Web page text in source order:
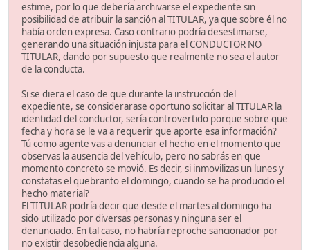
estime, por lo que debería archivarse el expediente sin
posibilidad de atribuir la sanción al TITULAR, ya que sobre él no
había orden expresa. Caso contrario podría desestimarse,
generando una situación injusta para el CONDUCTOR NO
TITULAR, dando por supuesto que realmente no sea el autor
de la conducta.
Si se diera el caso de que durante la instrucción del
expediente, se considerarase oportuno solicitar al TITULAR la
identidad del conductor, sería controvertido porque sobre que
fecha y hora se le va a requerir que aporte esa información?
Tú como agente vas a denunciar el hecho en el momento que
observas la ausencia del vehículo, pero no sabrás en que
momento concreto se movió. Es decir, si inmovilizas un lunes y
constatas el quebranto el domingo, cuando se ha producido el
hecho material?
El TITULAR podría decir que desde el martes al domingo ha
sido utilizado por diversas personas y ninguna ser el
denunciado. En tal caso, no habría reproche sancionador por
no existir desobediencia alguna.